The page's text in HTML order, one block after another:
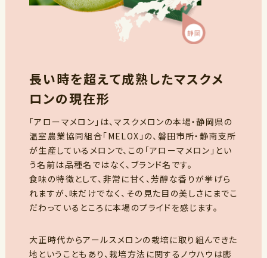
長い時を超えて成熟したマスクメ
ロンの現在形
「アローマメロン」は、マスクメロンの本場・静岡県の
温室農業協同組合「MELOX」の、磐田市所・静南支所
が生産しているメロンで、この「アローマメロン」とい
う名前は品種名ではなく、ブランド名です。
食味の特徴として、非常に甘く、芳醇な香りが挙げら
れますが、味だけでなく、その見た目の美しさにまでこ
だわっているところに本場のプライドを感じます。
大正時代からアールスメロンの栽培に取り組んできた
地ということもあり、栽培方法に関するノウハウは膨